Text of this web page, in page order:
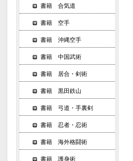
書籍 合気道
書籍 空手
書籍 沖縄空手
書籍 中国武術
書籍 居合・剣術
書籍 黒田鉄山
書籍 弓道・手裏剣
書籍 忍者・忍術
書籍 海外格闘術
書籍 護身術